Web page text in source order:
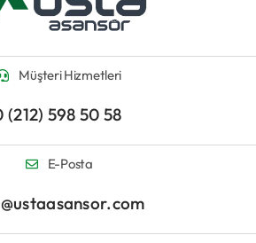
Müşteri Hizmetleri
(212) 598 50 58
E-Posta